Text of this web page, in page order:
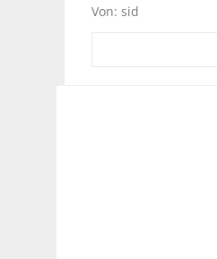
Von: sid